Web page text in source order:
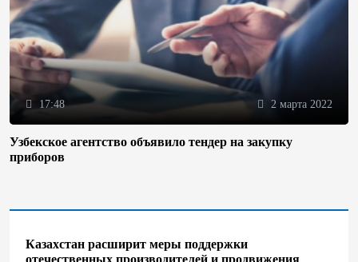
17:48 2 марта 2022
Узбекское агентство объявило тендер на закупку
приборов
Казахстан расширит меры поддержки
отечественных производителей и продвижения